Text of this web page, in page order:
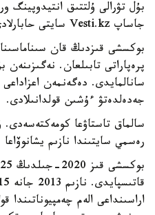
جاساپ Vesti.kz سايتى حابارلادى.
بوكسشى قىزدىڭ قان
پرەپاراتى تابىلعان.
سانالمايدى. دەگەنمەن اعزاداعى
جەدەلدەتۋ ءۇشىن قولدانىلادى.
سالماق تاستاۋعا كومەكتەسەدى.
رەسمي سايتىندا نازىم
اراسىنداعى الەم چەمپيوناتىندا